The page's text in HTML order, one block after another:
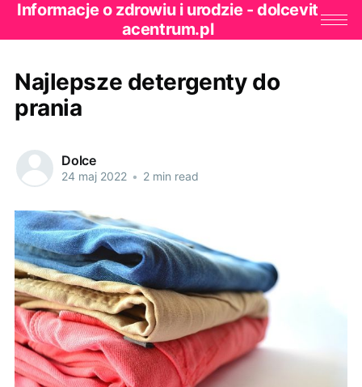
Informacje o zdrowiu i urodzie - dolcevit
acentrum.pl
Najlepsze detergenty do
prania
Dolce
24 maj 2022 • 2 min read